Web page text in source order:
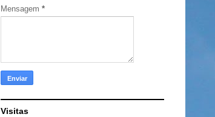
Mensagem *
Visitas